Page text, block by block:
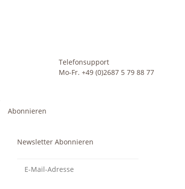
Telefonsupport
Mo-Fr. +49 (0)2687 5 79 88 77
Abonnieren
Newsletter Abonnieren